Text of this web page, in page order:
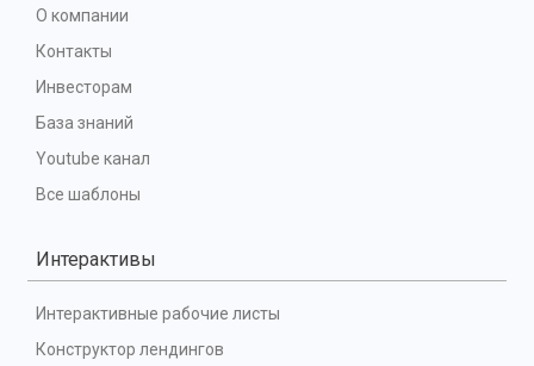
О компании
Контакты
Инвесторам
База знаний
Youtube канал
Все шаблоны
Интерактивы
Интерактивные рабочие листы
Конструктор лендингов